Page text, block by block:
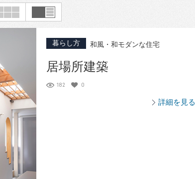
暮らし方 和風・和モダンな住宅
居場所建築
182 0
詳細を見る